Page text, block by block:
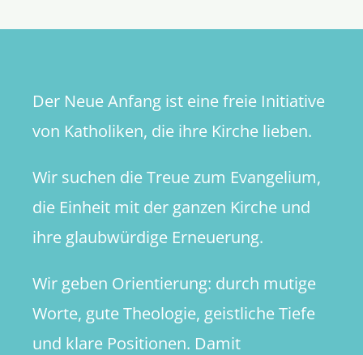
Der Neue Anfang ist eine freie Initiative
von Katholiken, die ihre Kirche lieben.
Wir suchen die Treue zum Evangelium,
die Einheit mit der ganzen Kirche und
ihre glaubwürdige Erneuerung.
Wir geben Orientierung: durch mutige
Worte, gute Theologie, geistliche Tiefe
und klare Positionen. Damit